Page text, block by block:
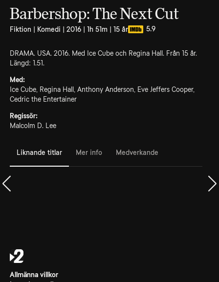
Barbershop: The Next Cut
Fiktion | Komedi | 2016 | 1h 51m | 15 år 5.9
DRAMA. USA. 2016. Med Ice Cube och Regina Hall. Från 15 år.
Längd: 1.51.
Med:
Ice Cube, Regina Hall, Anthony Anderson, Eve Jeffers Cooper,
Cedric the Entertainer
Regissör:
Malcolm D. Lee
Liknande titlar Mer info Medverkande
Allmänna villkor